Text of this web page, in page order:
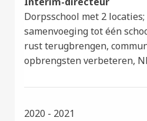
Dorpsschool met 2
samenvoeging tot één
rust terugbrengen,
opbrengsten verbeteren,
2020 - 2021